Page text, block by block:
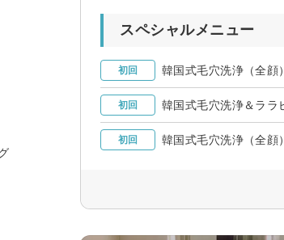
スペシャルメニュー
初回 韓国式毛穴洗浄（全顔
初回 韓国式毛穴洗浄＆ララ
初回 韓国式毛穴洗浄（全顔